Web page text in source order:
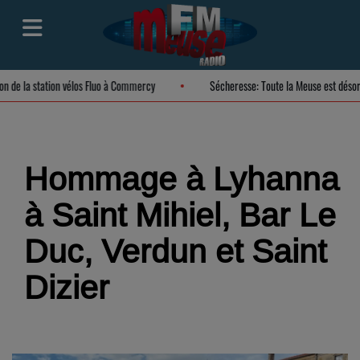
de la station vélos Fluo à Commercy Sécheresse: Toute la Meuse est
Hommage à Lyhanna
à Saint Mihiel, Bar Le
Duc, Verdun et Saint
Dizier